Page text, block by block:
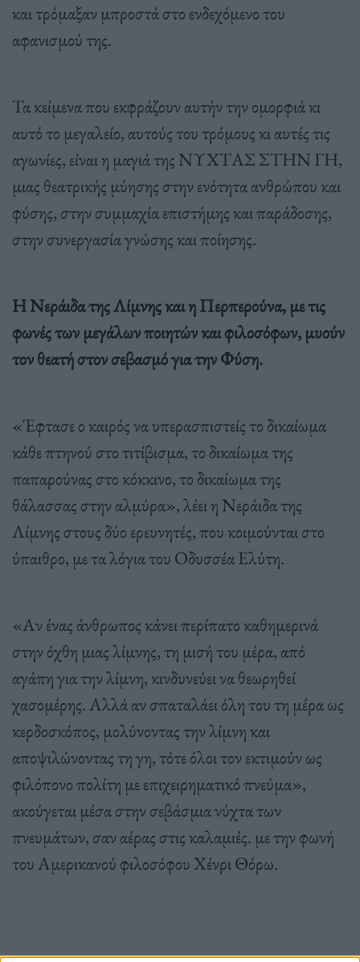
και τρόμαξαν μπροστά στο ενδεχόμενο του
αφανισμού της.
Τα κείμενα που εκφράζουν αυτήν την ομορφιά κι
αυτό το μεγαλείο, αυτούς του τρόμους κι αυτές τις
αγωνίες, είναι η μαγιά της ΝΥΧΤΑΣ ΣΤΗΝ ΓΗ,
μιας θεατρικής μύησης στην ενότητα ανθρώπου και
φύσης, στην συμμαχία επιστήμης και παράδοσης,
στην συνεργασία γνώσης και ποίησης.
Η Νεράιδα της Λίμνης και η Περπερούνα, με τις
φωνές των μεγάλων ποιητών και φιλοσόφων, μυούν
τον θεατή στον σεβασμό για την Φύση.
«Έφτασε ο καιρός να υπερασπιστείς το δικαίωμα
κάθε πτηνού στο τιτίβισμα, το δικαίωμα της
παπαρούνας στο κόκκινο, το δικαίωμα της
θάλασσας στην αλμύρα», λέει η Νεράιδα της
Λίμνης στους δύο ερευνητές, που κοιμούνται στο
ύπαιθρο, με τα λόγια του Οδυσσέα Ελύτη.
«Αν ένας άνθρωπος κάνει περίπατο καθημερινά
στην όχθη μιας λίμνης, τη μισή του μέρα, από
αγάπη για την λίμνη, κινδυνεύει να θεωρηθεί
χασομέρης. Αλλά αν σπαταλάει όλη του τη μέρα ως
κερδοσκόπος, μολύνοντας την λίμνη και
αποψιλώνοντας τη γη, τότε όλοι τον εκτιμούν ως
φιλόπονο πολίτη με επιχειρηματικό πνεύμα»,
ακούγεται μέσα στην σεβάσμια νύχτα των
πνευμάτων, σαν αέρας στις καλαμιές. με την φωνή
του Αμερικανού φιλοσόφου Χένρι Θόρω.